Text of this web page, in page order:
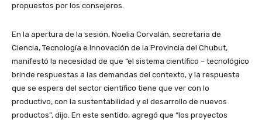
propuestos por los consejeros.
En la apertura de la sesión, Noelia Corvalán, secretaria de
Ciencia, Tecnología e Innovación de la Provincia del Chubut,
manifestó la necesidad de que “el sistema científico – tecnológico
brinde respuestas a las demandas del contexto, y la respuesta
que se espera del sector científico tiene que ver con lo
productivo, con la sustentabilidad y el desarrollo de nuevos
productos”, dijo. En este sentido, agregó que “los proyectos